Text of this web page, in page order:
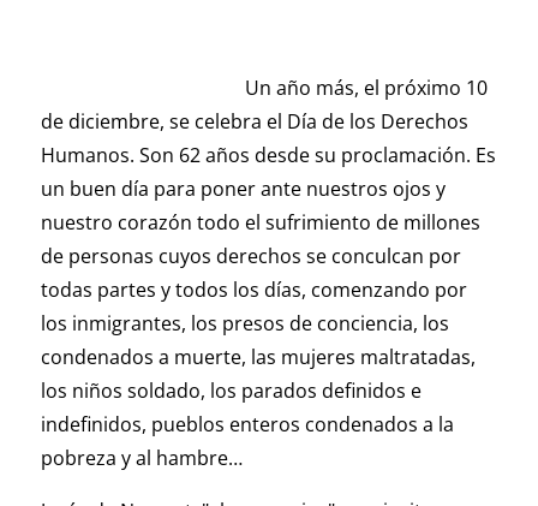
Un año más, el próximo 10
de diciembre, se celebra el Día de los Derechos
Humanos. Son 62 años desde su proclamación. Es
un buen día para poner ante nuestros ojos y
nuestro corazón todo el sufrimiento de millones
de personas cuyos derechos se conculcan por
todas partes y todos los días, comenzando por
los inmigrantes, los presos de conciencia, los
condenados a muerte, las mujeres maltratadas,
los niños soldado, los parados definidos e
indefinidos, pueblos enteros condenados a la
pobreza y al hambre…